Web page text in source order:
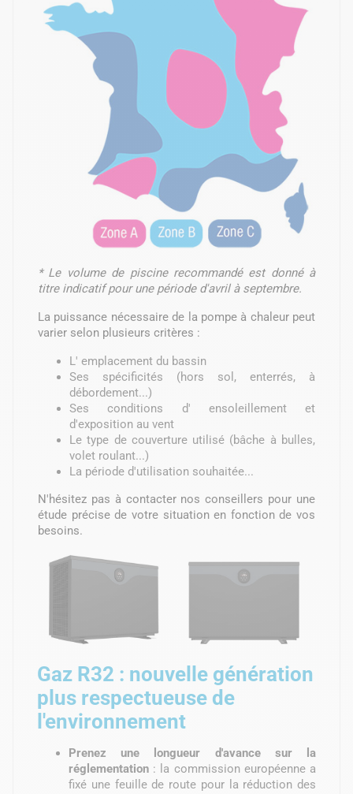
* Le volume de piscine recommandé est donné à
titre indicatif pour une période d'avril à septembre.
La puissance nécessaire de la pompe à chaleur peut
varier selon plusieurs critères :
L' emplacement du bassin
Ses spécificités (hors sol, enterrés, à
débordement...)
Ses conditions d' ensoleillement et
d'exposition au vent
Le type de couverture utilisé (bâche à bulles,
volet roulant...)
La période d'utilisation souhaitée...
N'hésitez pas à contacter nos conseillers pour une
étude précise de votre situation en fonction de vos
besoins.
Gaz R32 : nouvelle génération
plus respectueuse de
l'environnement
Prenez une longueur d'avance sur la
réglementation : la commission européenne a
fixé une feuille de route pour la réduction des